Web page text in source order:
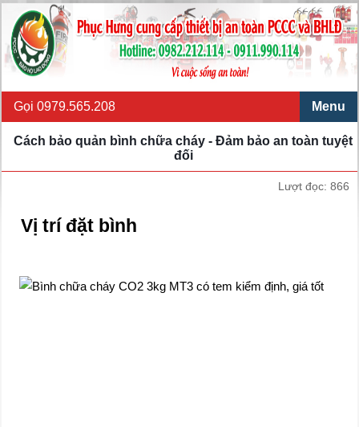
Gọi 0979.565.208 Menu
Cách bảo quản bình chữa cháy - Đảm bảo an toàn tuyệt
đối
Lượt đọc: 866
Vị trí đặt bình